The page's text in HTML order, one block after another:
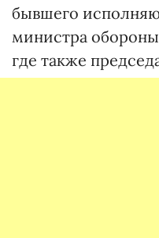
бывшего
министра
где также